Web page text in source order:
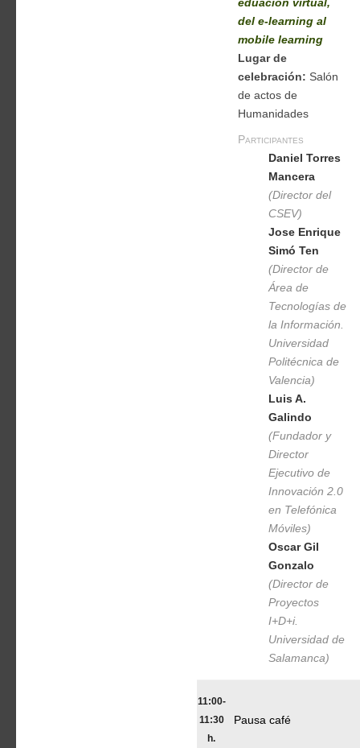
eduación virtual,
del e-learning al
mobile learning
Lugar de
celebración: Salón
de actos de
Humanidades
Participantes
Daniel Torres
Mancera
(Director del
CSEV)
Jose Enrique
Simó Ten
(Director de
Área de
Tecnologías de
la Información.
Universidad
Politécnica de
Valencia)
Luis A.
Galindo
(Fundador y
Director
Ejecutivo de
Innovación 2.0
en Telefónica
Móviles)
Oscar Gil
Gonzalo
(Director de
Proyectos
I+D+i.
Universidad de
Salamanca)
11:00-
11:30
h.
Pausa café